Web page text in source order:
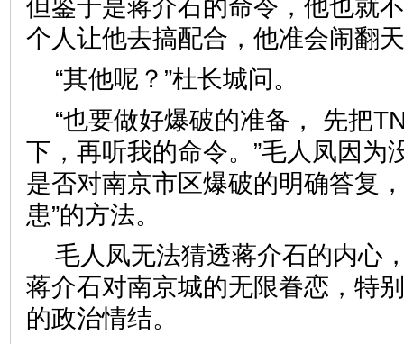
但鉴于是蒋介石的命令，他也就
个人让他去搞配合，他准会闹翻
“其他呢？”杜长城问。
“也要做好爆破的准备， 先把
下，再听我的命令。”毛人凤因为
是否对南京市区爆破的明确答复
患”的方法。
毛人凤无法猜透蒋介石的内心
蒋介石对南京城的无限眷恋，特
的政治情结。